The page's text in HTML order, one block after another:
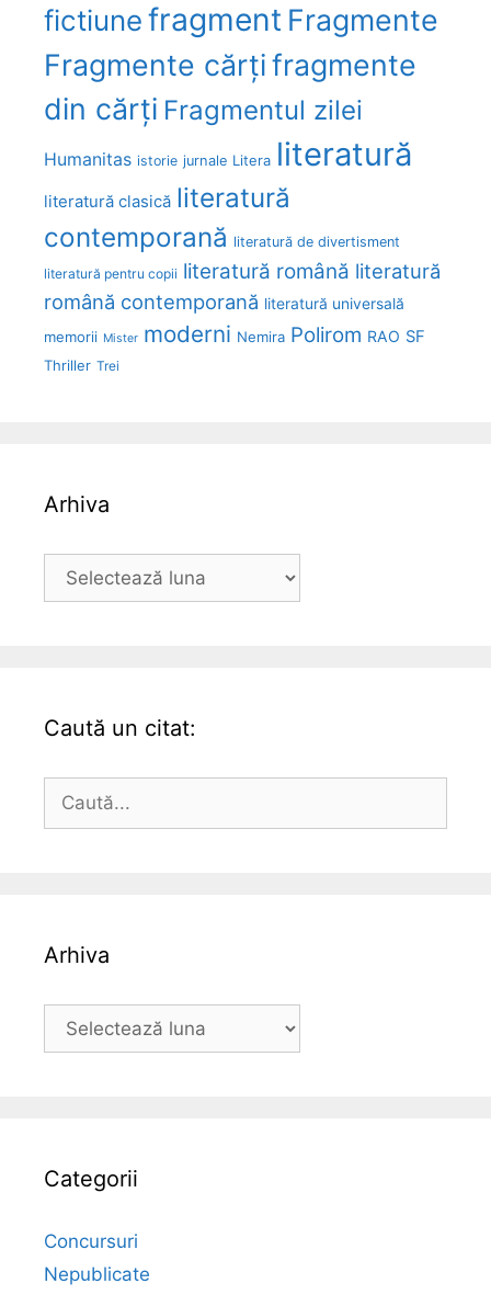
fictiunefragment Fragmente
Fragmente cărțifragmente
din cărți Fragmentul zilei
Humanitas istorie jurnale Litera literatură
literatură clasică literatură
contemporană literatură de divertisment
literatură pentru copii literatură română literatură
română contemporană literatură universală
memorii Mister moderni Nemira Polirom RAO SF
Thriller Trei
Arhiva
Arhiva
Caută un citat:
Caută
Arhiva
Arhiva
Categorii
Concursuri
Nepublicate